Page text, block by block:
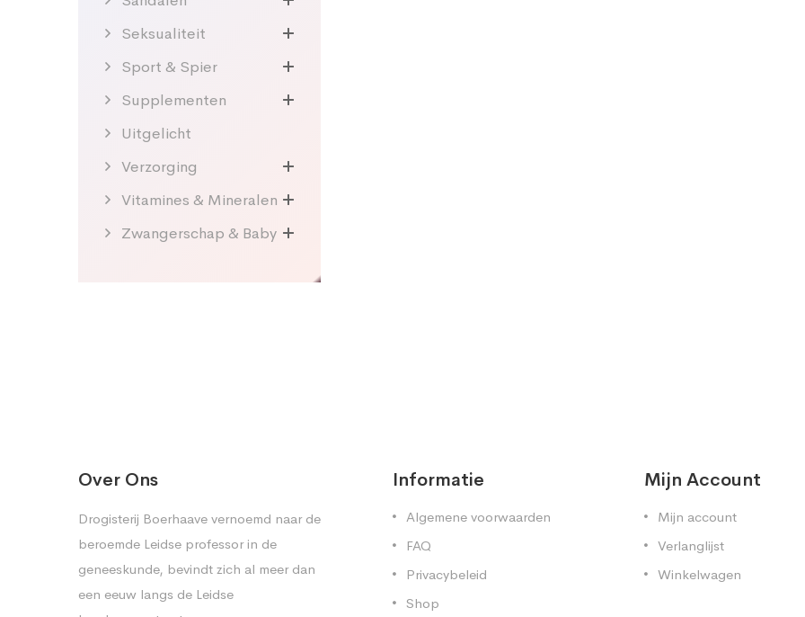
Seksualiteit
Sport & Spier
Supplementen
Uitgelicht
Verzorging
Vitamines & Mineralen
Zwangerschap & Baby
Over Ons
Drogisterij Boerhaave vernoemd naar de
beroemde Leidse professor in de
geneeskunde, bevindt zich al meer dan
een eeuw langs de Leidse
Informatie
Algemene voorwaarden
FAQ
Privacybeleid
Shop
Mijn Account
Mijn account
Verlanglijst
Winkelwagen